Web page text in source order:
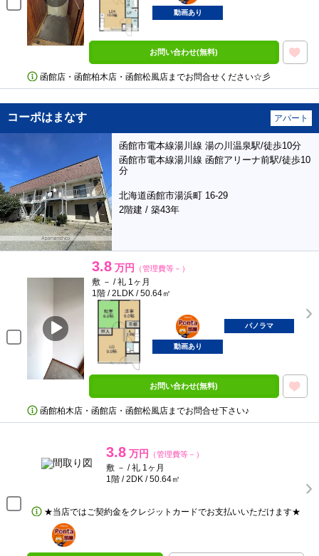
動画あり
お問い合わせ(無料)
函館店・函館柏木店・函館松風店までお問合せください☆彡
コーポはまなす アパート
函館市電本線湯川線 湯の川温泉駅/徒歩10分
函館市電本線湯川線 函館アリーナ前駅/徒歩10
分
北海道函館市湯浜町 16-29
2階建 / 築43年
3.8 万円 （管理費等－）
敷 － / 礼 1ヶ月
1階 / 2LDK / 50.64㎡
ポンタ
部屋
パノラマ
動画あり
お問い合わせ(無料)
函館柏木店・函館店・函館松風店までお問合せ下さい♪
3.8 万円 （管理費等－）
敷 － / 礼 1ヶ月
1階 / 2DK / 50.64㎡
★当店ではご契約金をクレジットカードでお支払いいただけます★
ポンタ
部屋